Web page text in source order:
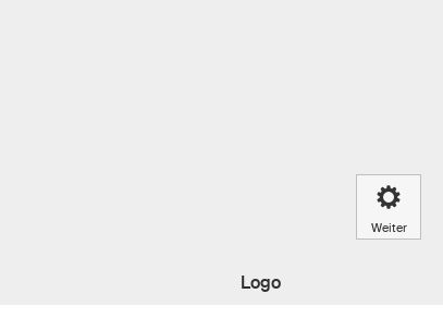
Logo
Weiter